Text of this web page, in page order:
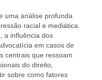
uma análise profunda
racial e mediática.
a influência dos
em casos de
centrais que ressoam
do direito,
sobre como fatores